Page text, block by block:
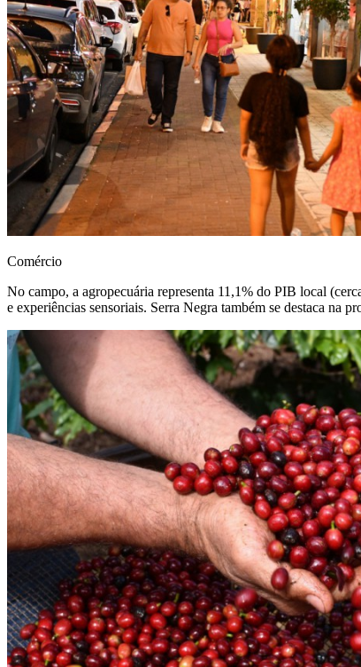
Comércio
No campo, a agropecuária representa 11,1% do PIB local
e experiências sensoriais. Serra Negra também se destaca na